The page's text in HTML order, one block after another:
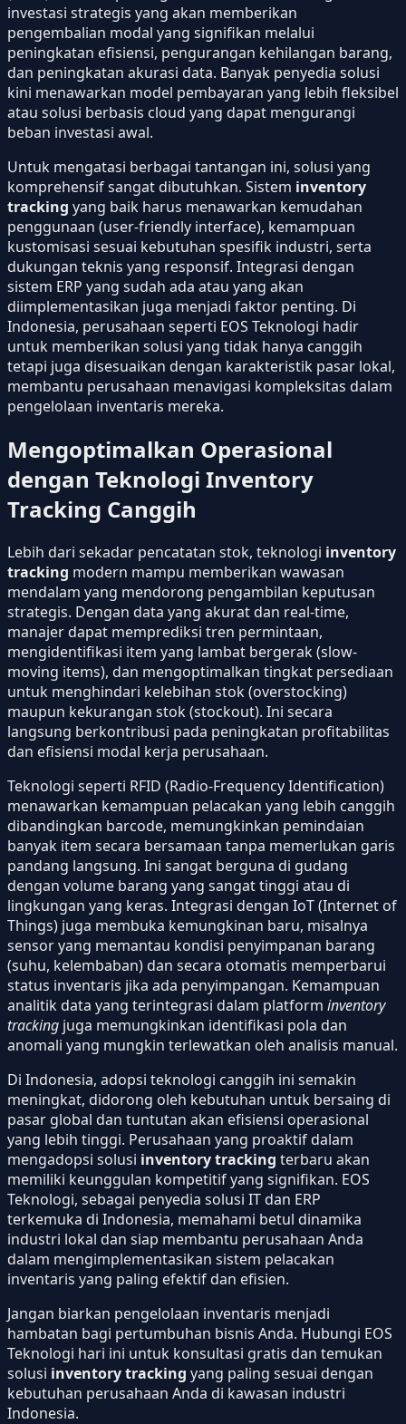
investasi strategis yang akan memberikan
pengembalian modal yang signifikan melalui
peningkatan efisiensi, pengurangan kehilangan barang,
dan peningkatan akurasi data. Banyak penyedia solusi
kini menawarkan model pembayaran yang lebih fleksibel
atau solusi berbasis cloud yang dapat mengurangi
beban investasi awal.
Untuk mengatasi berbagai tantangan ini, solusi yang
komprehensif sangat dibutuhkan. Sistem inventory
tracking yang baik harus menawarkan kemudahan
penggunaan (user-friendly interface), kemampuan
kustomisasi sesuai kebutuhan spesifik industri, serta
dukungan teknis yang responsif. Integrasi dengan
sistem ERP yang sudah ada atau yang akan
diimplementasikan juga menjadi faktor penting. Di
Indonesia, perusahaan seperti EOS Teknologi hadir
untuk memberikan solusi yang tidak hanya canggih
tetapi juga disesuaikan dengan karakteristik pasar lokal,
membantu perusahaan menavigasi kompleksitas dalam
pengelolaan inventaris mereka.
Mengoptimalkan Operasional
dengan Teknologi Inventory
Tracking Canggih
Lebih dari sekadar pencatatan stok, teknologi inventory
tracking modern mampu memberikan wawasan
mendalam yang mendorong pengambilan keputusan
strategis. Dengan data yang akurat dan real-time,
manajer dapat memprediksi tren permintaan,
mengidentifikasi item yang lambat bergerak (slow-
moving items), dan mengoptimalkan tingkat persediaan
untuk menghindari kelebihan stok (overstocking)
maupun kekurangan stok (stockout). Ini secara
langsung berkontribusi pada peningkatan profitabilitas
dan efisiensi modal kerja perusahaan.
Teknologi seperti RFID (Radio-Frequency Identification)
menawarkan kemampuan pelacakan yang lebih canggih
dibandingkan barcode, memungkinkan pemindaian
banyak item secara bersamaan tanpa memerlukan garis
pandang langsung. Ini sangat berguna di gudang
dengan volume barang yang sangat tinggi atau di
lingkungan yang keras. Integrasi dengan IoT (Internet of
Things) juga membuka kemungkinan baru, misalnya
sensor yang memantau kondisi penyimpanan barang
(suhu, kelembaban) dan secara otomatis memperbarui
status inventaris jika ada penyimpangan. Kemampuan
analitik data yang terintegrasi dalam platform inventory
tracking juga memungkinkan identifikasi pola dan
anomali yang mungkin terlewatkan oleh analisis manual.
Di Indonesia, adopsi teknologi canggih ini semakin
meningkat, didorong oleh kebutuhan untuk bersaing di
pasar global dan tuntutan akan efisiensi operasional
yang lebih tinggi. Perusahaan yang proaktif dalam
mengadopsi solusi inventory tracking terbaru akan
memiliki keunggulan kompetitif yang signifikan. EOS
Teknologi, sebagai penyedia solusi IT dan ERP
terkemuka di Indonesia, memahami betul dinamika
industri lokal dan siap membantu perusahaan Anda
dalam mengimplementasikan sistem pelacakan
inventaris yang paling efektif dan efisien.
Jangan biarkan pengelolaan inventaris menjadi
hambatan bagi pertumbuhan bisnis Anda. Hubungi EOS
Teknologi hari ini untuk konsultasi gratis dan temukan
solusi inventory tracking yang paling sesuai dengan
kebutuhan perusahaan Anda di kawasan industri
Indonesia.